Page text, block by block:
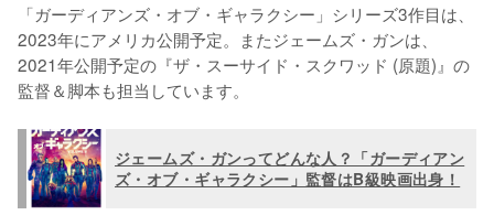
「ガーディアンズ・オブ・ギャラクシー」シリーズ3作目は、
2023年にアメリカ公開予定。またジェームズ・ガンは、
2021年公開予定の『ザ・スーサイド・スクワッド (原題)』の
監督＆脚本も担当しています。
ジェームズ・ガンってどんな人？「ガーディアン
ズ・オブ・ギャラクシー」監督はB級映画出身！